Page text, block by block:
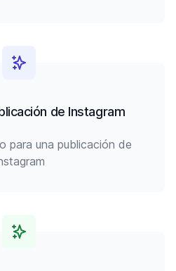
de Instagram
para una publicación de